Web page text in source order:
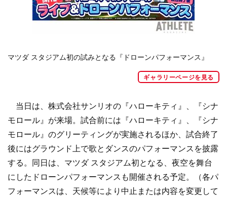
マツダ スタジアム初の試みとなる『ドローンパフォーマンス』
ギャラリーページを見る
当日は、株式会社サンリオの『ハローキティ』、『シナ
モロール』が来場。試合前には『ハローキティ』、『シナ
モロール』のグリーティングが実施されるほか、試合終了
後にはグラウンド上で歌とダンスのパフォーマンスを披露
する。同日は、マツダ スタジアム初となる、夜空を舞台
にしたドローンパフォーマンスも開催される予定。（各パ
フォーマンスは、天候等により中止または内容を変更して